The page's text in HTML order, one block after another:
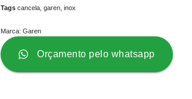
Tags cancela garen inox
Marca: Garen
Orçamento pelo whatsapp